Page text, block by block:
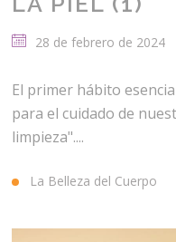
28 de febrero de 2024
El primer hábito
para el cuidado de
limpieza"....
La Belleza del Cuerpo